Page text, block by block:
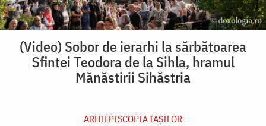
(Video) Sobor de ierarhi la sărbătoarea
Sfintei Teodora de la Sihla, hramul
Mănăstirii Sihăstria
ARHIEPISCOPIA IAŞILOR